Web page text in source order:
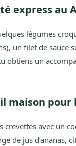
express au
légumes
un filet de sauce
obtiens un
maison pour
crevettes avec un
de jus d’ananas,